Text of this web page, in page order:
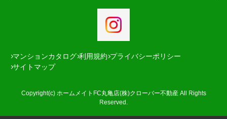
マンションカタログ 利用規約 プライバシーポリシー
サイトマップ
Copyright(c) ホームメイトFC丸亀店(株)クローバー不動産 All Rights
Reserved.